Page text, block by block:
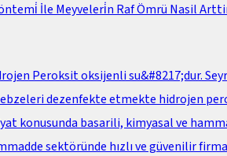
İle Meyveleri̇n Raf Ömrü Nasil
Peroksit oksijenli su&#8217;dur.
dezenfekte etmekte hidrojen
konusunda basarili, kimyasal ve
sektöründe hızlı ve güvenilir